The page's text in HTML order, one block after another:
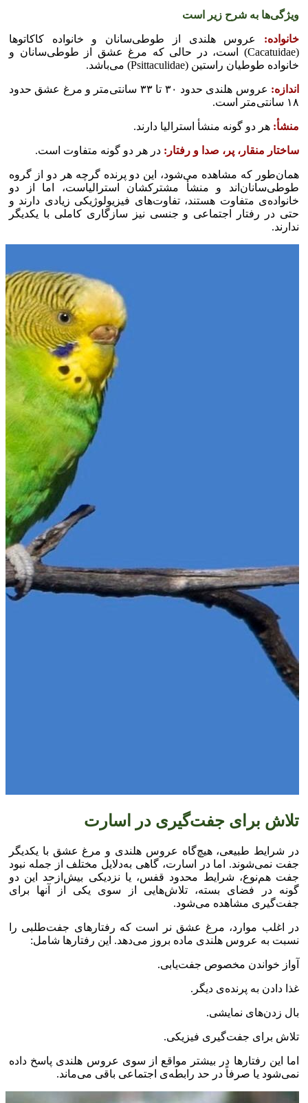
ویژگی‌ها به شرح زیر است
خانواده:
عروس هلندی از طوطی‌سانان و خانواده کاکاتو‌ها
(Cacatuidae) است، در حالی که مرغ عشق از طوطی‌سانان و
خانواده طوطیان راستین (Psittaculidae) می‌باشد.
اندازه:
عروس هلندی حدود ۳۰ تا ۳۳ سانتی‌متر و مرغ عشق حدود
۱۸ سانتی‌متر است.
منشأ: هر دو گونه منشأ استرالیا دارند.
ساختار منقار، پر، صدا و رفتار: در هر دو گونه متفاوت است.
همان‌طور که مشاهده می‌شود، این دو پرنده گرچه هر دو از گروه
طوطی‌سانان‌اند و منشأ مشترکشان استرالیاست، اما از دو
خانواده‌ی متفاوت هستند، تفاوت‌های فیزیولوژیکی زیادی دارند و
حتی در رفتار اجتماعی و جنسی نیز سازگاری کاملی با یکدیگر
ندارند.
تلاش برای جفت‌گیری در اسارت
در شرایط طبیعی، هیچ‌گاه عروس هلندی و مرغ عشق با یکدیگر
جفت نمی‌شوند. اما در اسارت، گاهی به‌دلایل مختلف از جمله نبود
جفت هم‌نوع، شرایط محدود قفس، یا نزدیکی بیش‌ازحد این دو
گونه در فضای بسته، تلاش‌هایی از سوی یکی از آنها برای
جفت‌گیری مشاهده می‌شود.
در اغلب موارد، مرغ عشق نر است که رفتار‌های جفت‌طلبی را
نسبت به عروس هلندی ماده بروز می‌دهد. این رفتار‌ها شامل:
آواز خواندن مخصوص جفت‌یابی.
غذا دادن به پرنده‌ی دیگر.
بال زدن‌های نمایشی.
تلاش برای جفت‌گیری فیزیکی.
اما این رفتار‌ها در بیشتر مواقع از سوی عروس هلندی پاسخ داده
نمی‌شود یا صرفاً در حد رابطه‌ی اجتماعی باقی می‌ماند.